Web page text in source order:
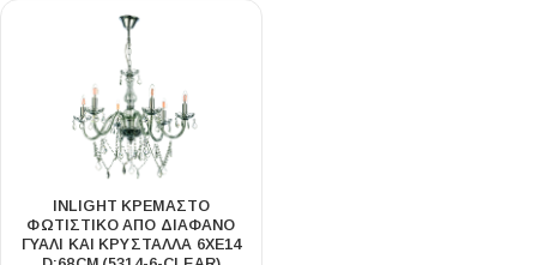
INLIGHT ΚΡΕΜΑΣΤΌ
ΦΩΤΙΣΤΙΚΌ ΑΠΌ ΔΙΆΦΑΝΟ
ΓΥΑΛΊ ΚΑΙ ΚΡΎΣΤΑΛΛΑ 6XE14